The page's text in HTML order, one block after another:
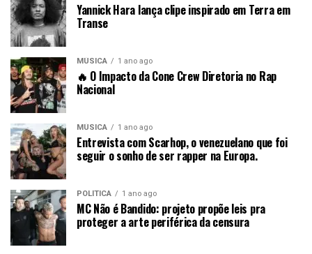
Yannick Hara lança clipe inspirado em Terra em
Transe
MÚSICA 1 ano ago
🔥 O Impacto da Cone Crew Diretoria no Rap
Nacional
MÚSICA 1 ano ago
Entrevista com Scarhop, o venezuelano que foi
seguir o sonho de ser rapper na Europa.
POLÍTICA 1 ano ago
MC Não é Bandido: projeto propõe leis pra
proteger a arte periférica da censura